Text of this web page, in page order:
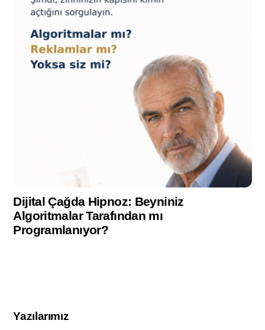
Dijital Çağda Hipnoz: Beyniniz
Algoritmalar Tarafından mı
Programlanıyor?
Yazılarımız